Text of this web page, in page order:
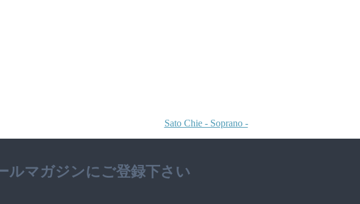
Sato Chie - Soprano -
ルマガジンにご登録下さい